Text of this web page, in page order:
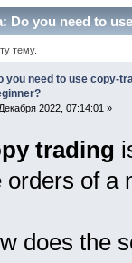
Do you need to
тему.
you need to use copy-
2022, 07:14:01 »
trading
orders of a
does the